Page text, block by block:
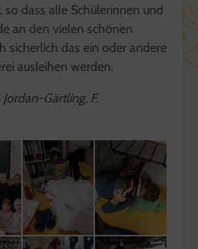
dass alle Schülerinnen und
an den vielen schönen
sicherlich das ein oder andere
ausleihen werden.
Jordan-Gärtling, F.